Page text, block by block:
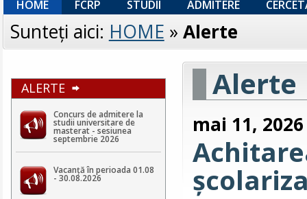
HOME FCRP STUDII ADMITERE
Sunteţi aici: HOME » Alerte
ALERTE
Concurs de admitere la
studii universitare de
masterat - sesiunea
septembrie 2026
Vacanță în perioada 01.08
- 30.08.2026
Alerte
mai 11, 2026